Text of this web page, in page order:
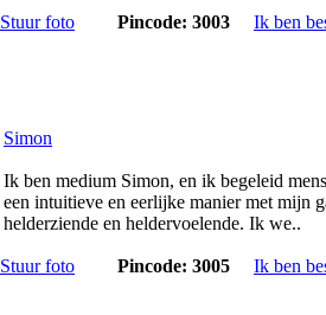
Stuur foto Pincode: 3003 Ik ben
Simon
Ik ben medium Simon, en ik begeleid
een intuitieve en eerlijke manier met mijn
helderziende en heldervoelende. Ik we..
Stuur foto Pincode: 3005 Ik ben